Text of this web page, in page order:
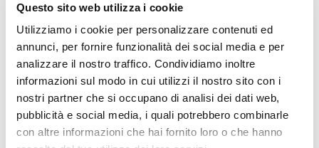
Questo sito web utilizza i cookie
Utilizziamo i cookie per personalizzare contenuti ed
annunci, per fornire funzionalità dei social media e per
analizzare il nostro traffico. Condividiamo inoltre
informazioni sul modo in cui utilizzi il nostro sito con i
nostri partner che si occupano di analisi dei dati web,
pubblicità e social media, i quali potrebbero combinarle
con altre informazioni che hai fornito loro o che hanno
Infinito 2.0
FIOR DI BOSCO
Polished
Infinito 2.0
CREAM DIAMONDS
Full 3D Texture Polished